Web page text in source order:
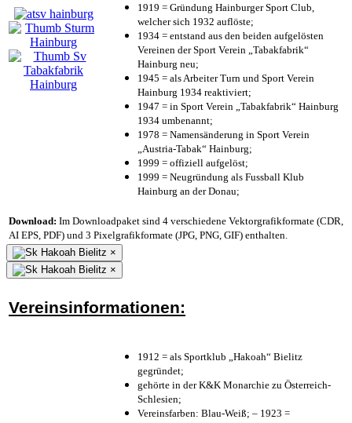
1919 = Gründung Hainburger Sport Club,
welcher sich 1932 auflöste;
1934 = entstand aus den beiden aufgelösten
Vereinen der Sport Verein „Tabakfabrik“
Hainburg neu;
1945 = als Arbeiter Turn und Sport Verein
Hainburg 1934 reaktiviert;
1947 = in Sport Verein „Tabakfabrik“ Hainburg
1934 umbenannt;
1978 = Namensänderung in Sport Verein
„Austria-Tabak“ Hainburg;
1999 = offiziell aufgelöst;
1999 = Neugründung als Fussball Klub
Hainburg an der Donau;
Download: Im Downloadpaket sind 4 verschiedene Vektorgrafikformate (CDR,
AI EPS, PDF) und 3 Pixelgrafikformate (JPG, PNG, GIF) enthalten.
×
×
Vereinsinformationen:
1912 = als Sportklub „Hakoah“ Bielitz
gegründet;
gehörte in der K&K Monarchie zu Österreich-
Schlesien;
Vereinsfarben: Blau-Weiß; – 1923 =